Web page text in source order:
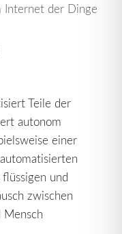
Internet der Dinge
Teile der
autonom
einer
und
zwischen
Mensch